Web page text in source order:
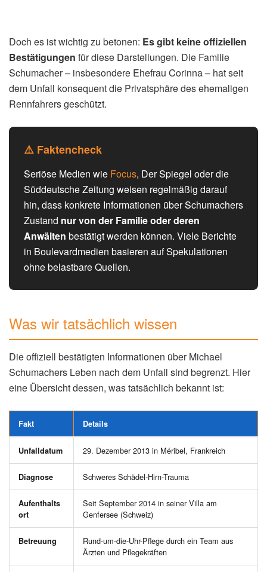
Doch es ist wichtig zu betonen: Es gibt keine offiziellen
Bestätigungen für diese Darstellungen. Die Familie
Schumacher – insbesondere Ehefrau Corinna – hat seit
dem Unfall konsequent die Privatsphäre des ehemaligen
Rennfahrers geschützt.
⚠️ Faktencheck
Seriöse Medien wie Focus, Der Spiegel oder die
Süddeutsche Zeitung weisen regelmäßig darauf
hin, dass konkrete Informationen über Schumachers
Zustand nur von der Familie oder deren
Anwälten bestätigt werden können. Viele Berichte
in Boulevardmedien basieren auf Spekulationen
ohne belastbare Quellen.
Was wir tatsächlich wissen
Die offiziell bestätigten Informationen über Michael
Schumachers Leben nach dem Unfall sind begrenzt. Hier
eine Übersicht dessen, was tatsächlich bekannt ist:
Fakt Details
Unfalldatum 29. Dezember 2013 in Méribel, Frankreich
Diagnose Schweres Schädel-Hirn-Trauma
Aufenthalts
ort
Seit September 2014 in seiner Villa am
Genfersee (Schweiz)
Betreuung
Rund-um-die-Uhr-Pflege durch ein Team aus
Ärzten und Pflegekräften